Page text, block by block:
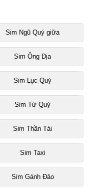
Sim Ngũ Quý giữa
Sim Ông Địa
Sim Lục Quý
Sim Tứ Quý
Sim Thần Tài
Sim Taxi
Sim Gánh Đảo